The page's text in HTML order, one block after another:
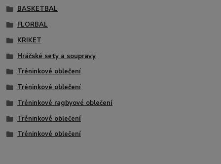
BASKETBAL
FLORBAL
KRIKET
Hráčské sety a soupravy
Tréninkové oblečení
Tréninkové oblečení
Tréninkové ragbyové oblečení
Tréninkové oblečení
Tréninkové oblečení